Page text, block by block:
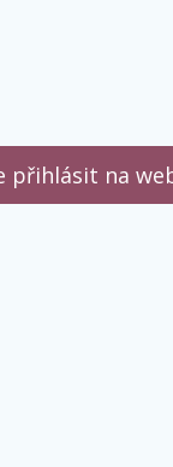
přihlásit na